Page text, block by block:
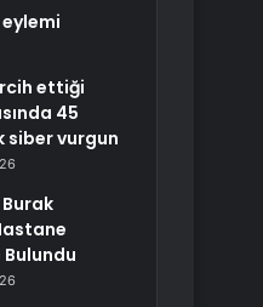
ettiği
45
siber vurgun